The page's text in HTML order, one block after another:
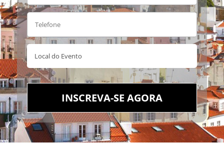
INSCREVA-SE AGORA